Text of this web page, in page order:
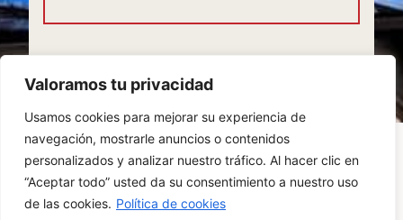
Valoramos tu privacidad
Usamos cookies para mejorar su experiencia de
navegación, mostrarle anuncios o contenidos
personalizados y analizar nuestro tráfico. Al hacer clic en
“Aceptar todo” usted da su consentimiento a nuestro uso
de las cookies. Política de cookies
COMPARTIR
POLÍTICA DE PRIVACIDADCOOKIES
AVISO LEGAL